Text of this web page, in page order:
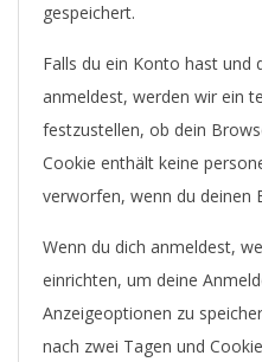
gespeichert.
Falls du ein Konto hast und
anmeldest, werden wir ein
festzustellen, ob dein
Cookie enthält keine
verworfen, wenn du deinen
Wenn du dich anmeldest,
einrichten, um deine
Anzeigeoptionen zu
nach zwei Tagen und